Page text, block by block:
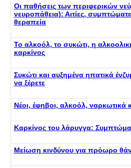
Οι παθήσεις των περιφερικών
νευροπάθεια): Αιτίες,
θεραπεία
Το αλκοόλ, το συκώτι, η
καρκίνος
Συκώτι και αυξημένα ηπατικά
να ξέρετε
Νέοι, έφηβοι, αλκοόλ, ναρκωτικά
Καρκίνος του λάρυγγα:
Μείωση κινδύνου για πρόωρο